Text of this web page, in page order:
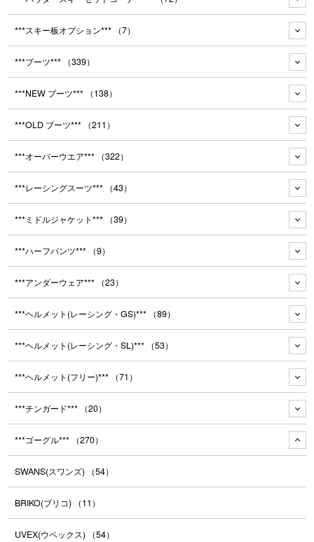
***スキー板オプション*** （7）
***ブーツ*** （339）
***NEW ブーツ*** （138）
***OLD ブーツ*** （211）
***オーバーウエア*** （322）
***レーシングスーツ*** （43）
***ミドルジャケット*** （39）
***ハーフパンツ*** （9）
***アンダーウェア*** （23）
***ヘルメット(レーシング・GS)*** （89）
***ヘルメット(レーシング・SL)*** （53）
***ヘルメット(フリー)*** （71）
***チンガード*** （20）
***ゴーグル*** （270）
SWANS(スワンズ) （54）
BRIKO(ブリコ) （11）
UVEX(ウベックス) （54）